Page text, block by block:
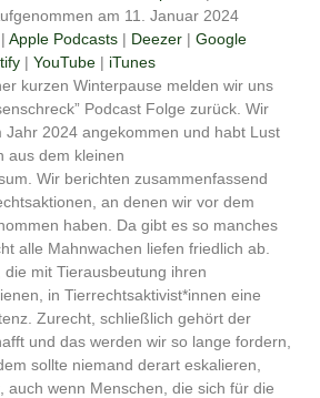
Google Podcasts
Spotify
iTunes
am 11. Januar 2024
| Apple Podcasts | Deezer | Google
| YouTube | iTunes
kurzen Winterpause melden wir uns
Podcast Folge zurück. Wir
Jahr 2024 angekommen und habt Lust
aus dem kleinen
Wir berichten zusammenfassend
an denen wir vor dem
haben. Da gibt es so manches
alle Mahnwachen liefen friedlich ab.
mit Tierausbeutung ihren
in Tierrechtsaktivist*innen eine
Zurecht, schließlich gehört der
und das werden wir so lange fordern,
sollte niemand derart eskalieren,
auch wenn Menschen, die sich für die